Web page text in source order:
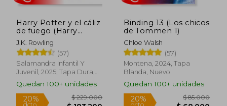
dcto. dcto.
Harry Potter y el cáliz
de fuego (Harry
Potter ediciones
ilustradas interactivas
4)
J.K. Rowling
(57)
Salamandra Infantil Y
Juvenil, 2025, Tapa Dura,
Nuevo
Quedan 100+ unidades
Binding 13 (Los chicos
de Tommen 1)
Chloe Walsh
(57)
Montena, 2024, Tapa
Blanda, Nuevo
Quedan 100+ unidades